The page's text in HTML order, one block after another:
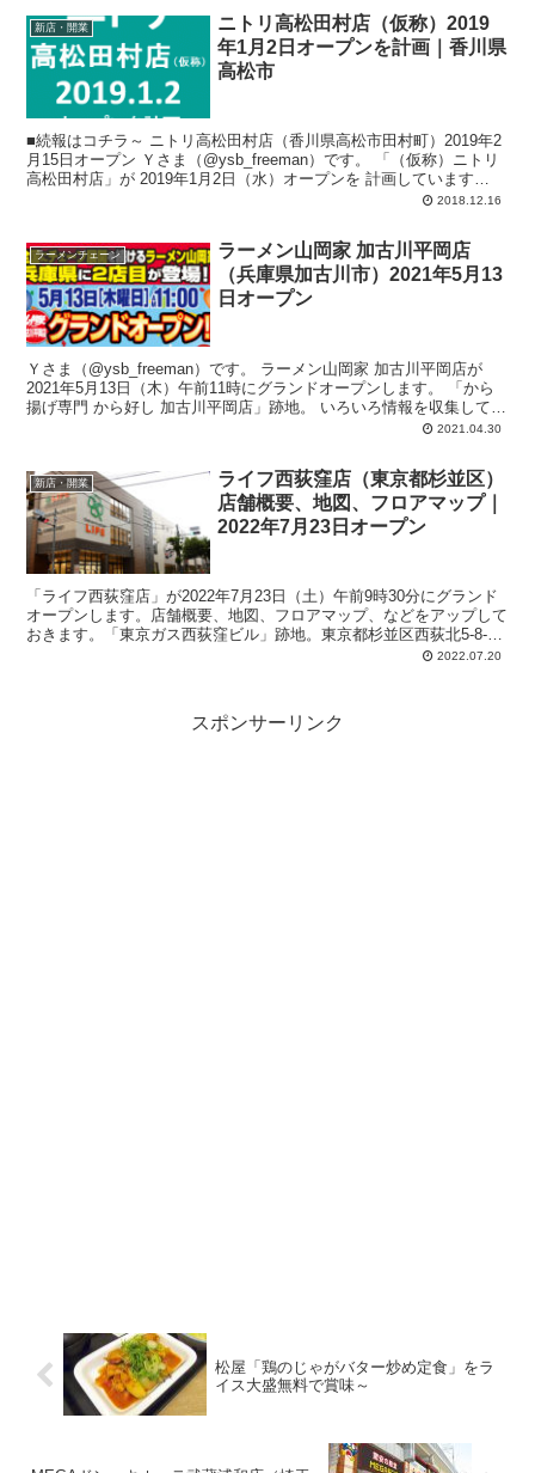
新店・開業
ニトリ高松田村店（仮称）2019
年1月2日オープンを計画｜香川県
高松市
■続報はコチラ～ ニトリ高松田村店（香川県高松市田村町）2019年2
月15日オープン Ｙさま（@ysb_freeman）です。 「（仮称）ニトリ
高松田村店」が 2019年1月2日（水）オープンを 計画しています
2018.12.16
ラーメンチェーン
ラーメン山岡家 加古川平岡店
（兵庫県加古川市）2021年5月13
日オープン
Ｙさま（@ysb_freeman）です。 ラーメン山岡家 加古川平岡店が
2021年5月13日（木）午前11時にグランドオープンします。 「から
揚げ専門 から好し 加古川平岡店」跡地。 いろいろ情報を収集してみ
2021.04.30
新店・開業
ライフ西荻窪店（東京都杉並区）
店舗概要、地図、フロアマップ｜
2022年7月23日オープン
「ライフ西荻窪店」が2022年7月23日（土）午前9時30分にグランド
オープンします。店舗概要、地図、フロアマップ、などをアップして
おきます。「東京ガス西荻窪ビル」跡地。東京都杉並区西荻北5-8-
22。売り場面積：2,940平方メートル。営業時間：9:30～24:00。駐車
2022.07.20
スポンサーリンク
松屋「鶏のじゃがバター炒め定食」をラ
イス大盛無料で賞味～